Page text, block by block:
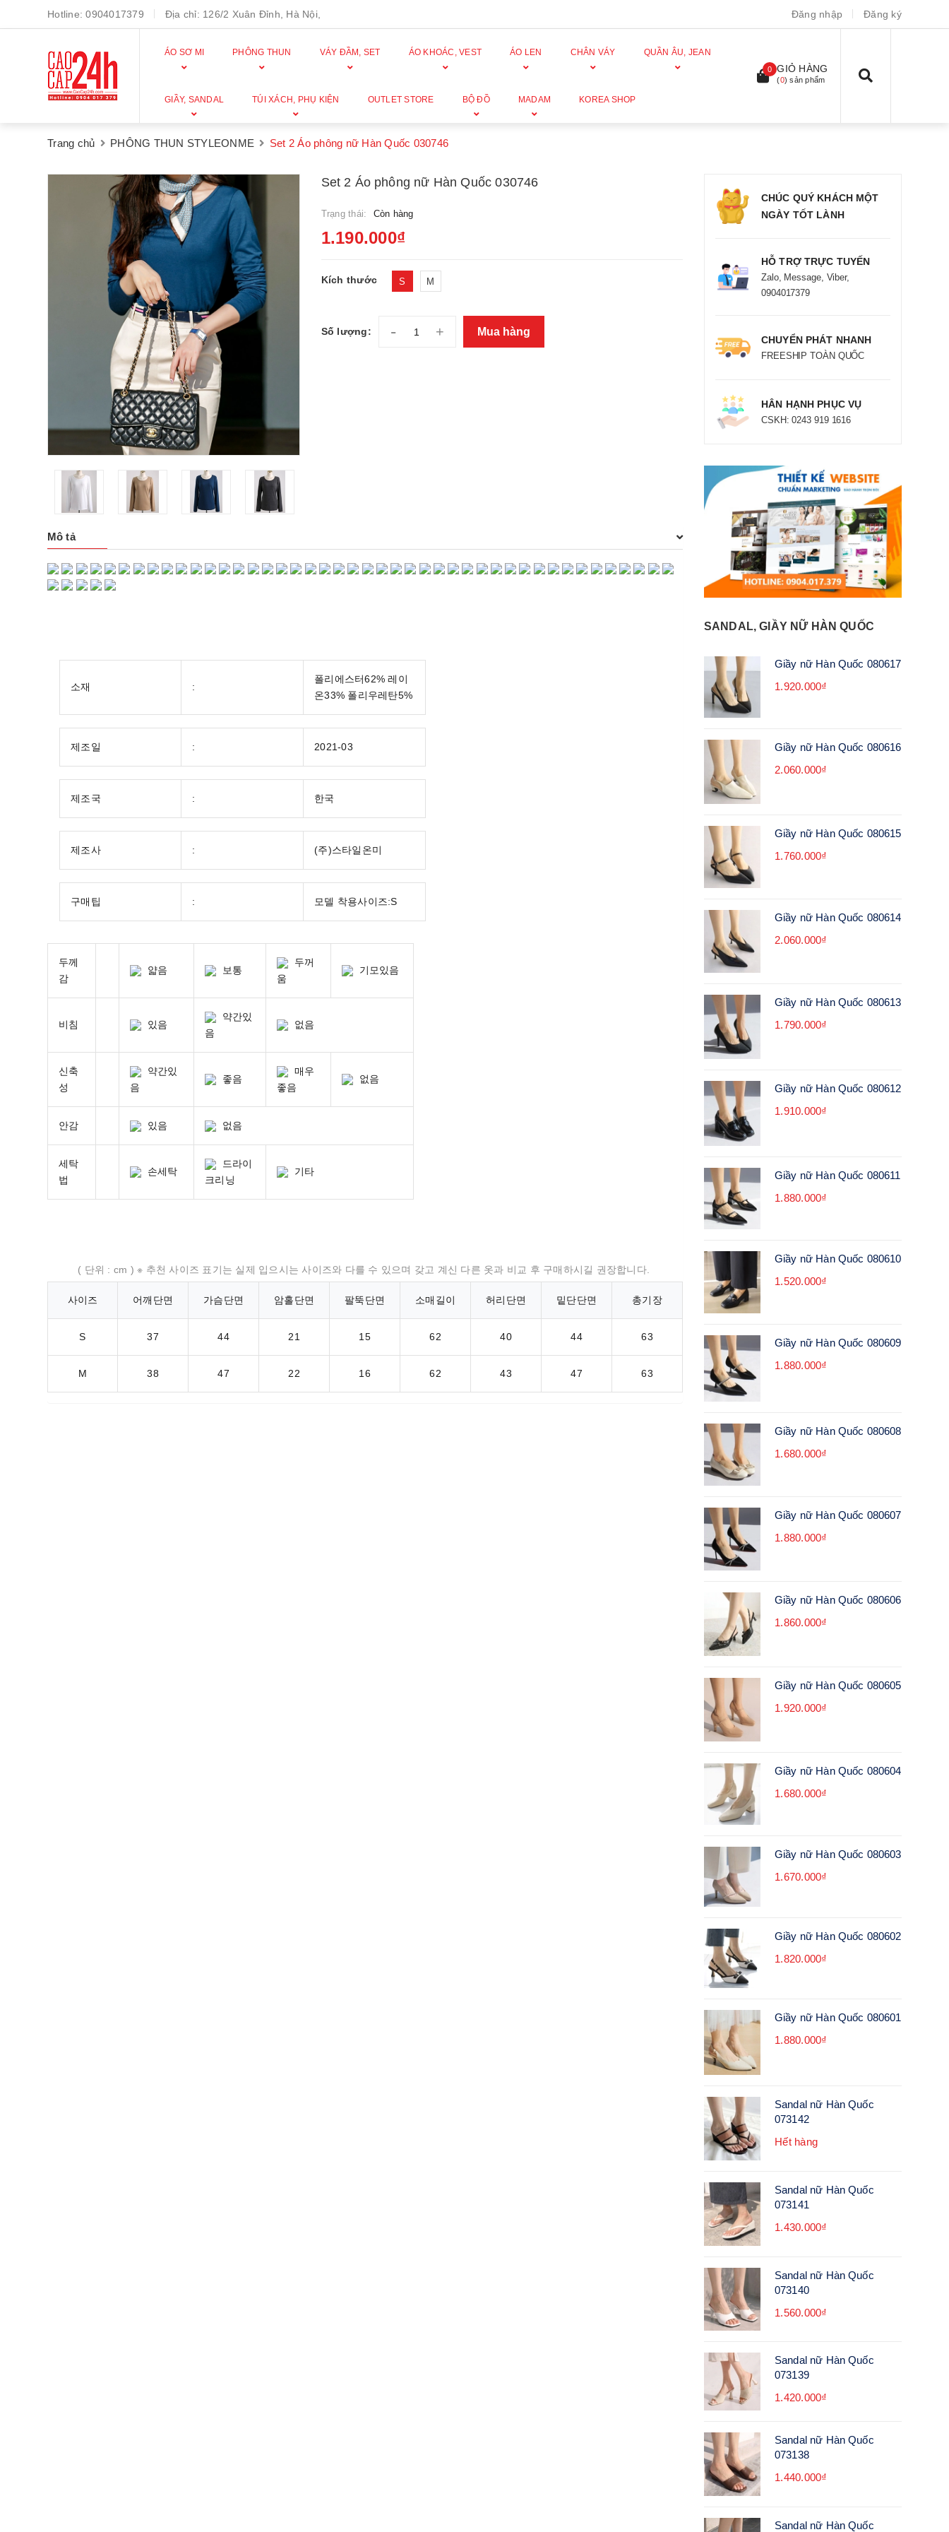
Hotline:0904017379 Địa chỉ: 126/2 Xuân Đỉnh, Hà Nội, Đăng nhập Đăng ký
ÁO SƠ MI PHÔNG THUN VÁY ĐẦM, SET ÁO KHOÁC, VEST ÁO LEN CHÂN VÁY QUẦN ÂU, JEAN
GIẦY, SANDAL TÚI XÁCH, PHỤ KIỆN OUTLET STORE BỘ ĐỒ MADAM KOREA SHOP
0 GIỎ HÀNG
(0) sản phẩm
Trang chủ PHÔNG THUN STYLEONME Set 2 Áo phông nữ Hàn Quốc 030746
Set 2 Áo phông nữ Hàn Quốc 030746
Trạng thái: Còn hàng
1.190.000₫
Kích thước S M
Số lượng: - + Mua hàng
Mô tả
소재 :
폴리에스터62% 레이
온33% 폴리우레탄5%
제조일 : 2021-03
제조국 : 한국
제조사 : (주)스타일온미
구매팁 : 모델 착용사이즈:S
두께
감
얇음 보통
두꺼
움
기모있음
비침 있음
약간있
음
없음
신축
성
약간있
음
좋음
매우
좋음
없음
안감 있음 없음
세탁
법
손세탁
드라이
크리닝
기타
( 단위 : cm ) ※ 추천 사이즈 표기는 실제 입으시는 사이즈와 다를 수 있으며 갖고 계신 다른 옷과 비교 후 구매하시길 권장합니다.
사이즈 어깨단면 가슴단면 암홀단면 팔뚝단면 소매길이 허리단면 밑단단면 총기장
S 37 44 21 15 62 40 44 63
M 38 47 22 16 62 43 47 63
CHÚC QUÝ KHÁCH MỘT
NGÀY TỐT LÀNH
HỖ TRỢ TRỰC TUYẾN
Zalo, Message, Viber,
0904017379
CHUYỂN PHÁT NHANH
FREESHIP TOÀN QUỐC
HÂN HẠNH PHỤC VỤ
CSKH: 0243 919 1616
SANDAL, GIẦY NỮ HÀN QUỐC
Giầy nữ Hàn Quốc 080617
1.920.000₫
Giầy nữ Hàn Quốc 080616
2.060.000₫
Giầy nữ Hàn Quốc 080615
1.760.000₫
Giầy nữ Hàn Quốc 080614
2.060.000₫
Giầy nữ Hàn Quốc 080613
1.790.000₫
Giầy nữ Hàn Quốc 080612
1.910.000₫
Giầy nữ Hàn Quốc 080611
1.880.000₫
Giầy nữ Hàn Quốc 080610
1.520.000₫
Giầy nữ Hàn Quốc 080609
1.880.000₫
Giầy nữ Hàn Quốc 080608
1.680.000₫
Giầy nữ Hàn Quốc 080607
1.880.000₫
Giầy nữ Hàn Quốc 080606
1.860.000₫
Giầy nữ Hàn Quốc 080605
1.920.000₫
Giầy nữ Hàn Quốc 080604
1.680.000₫
Giầy nữ Hàn Quốc 080603
1.670.000₫
Giầy nữ Hàn Quốc 080602
1.820.000₫
Giầy nữ Hàn Quốc 080601
1.880.000₫
Sandal nữ Hàn Quốc
073142
Hết hàng
Sandal nữ Hàn Quốc
073141
1.430.000₫
Sandal nữ Hàn Quốc
073140
1.560.000₫
Sandal nữ Hàn Quốc
073139
1.420.000₫
Sandal nữ Hàn Quốc
073138
1.440.000₫
Sandal nữ Hàn Quốc